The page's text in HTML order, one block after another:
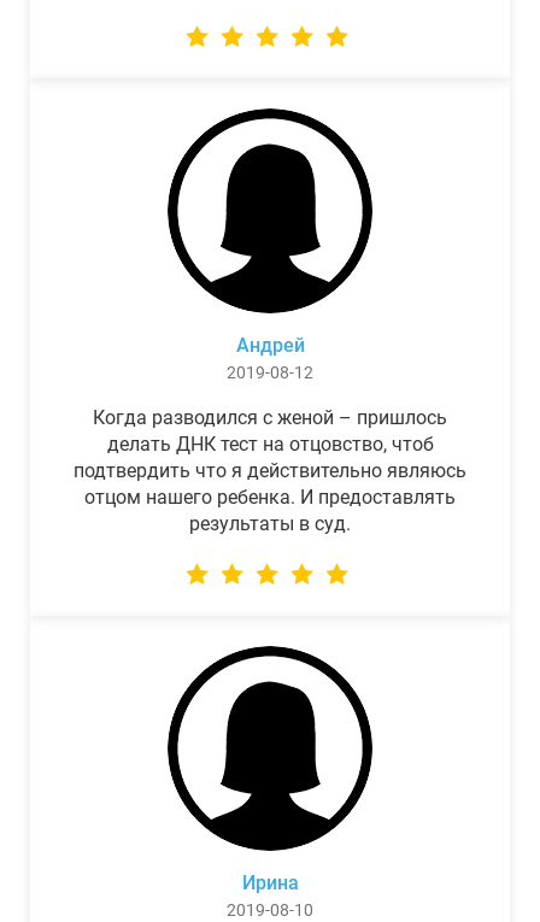
Андрей
2019-08-12
Когда разводился с женой – пришлось
делать ДНК тест на отцовство, чтоб
подтвердить что я действительно являюсь
отцом нашего ребенка. И предоставлять
результаты в суд.
Ирина
2019-08-10